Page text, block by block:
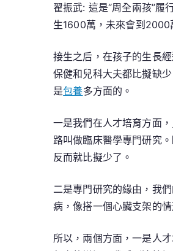
翟振武: 這是“周全兩孩”履
生1600萬，未來會到2000
接生之后，在孩子的生長
保健和兒科大夫都比擬缺
是包養多方面的。
一是我們在人才培育方面
路叫做臨床醫學專門研究
反而就比擬少了。
二是專門研究的緣由，我
病，像搭一個心臟支架的
所以，兩個方面，一是人